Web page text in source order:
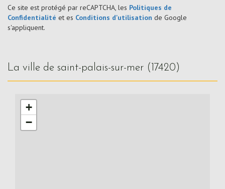
Ce site est protégé par reCAPTCHA, les Politiques de
Confidentialité et es Conditions d'utilisation de Google
s'appliquent.
la ville de saint-palais-sur-mer (17420)
+
−